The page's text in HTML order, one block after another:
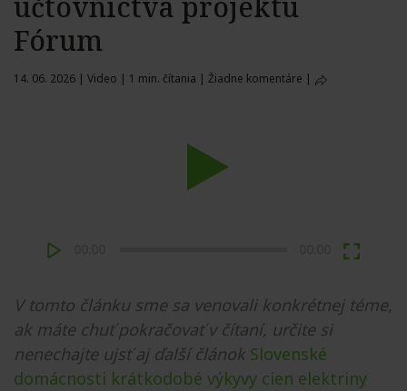
Fórum
14. 06. 2026 | Video | 1 min. čítania | Žiadne komentáre |
V tomto článku sme sa venovali konkrétnej téme,
ak máte chuť pokračovať v čítaní, určite si
nenechajte ujsť aj ďalší článok Slovenské
domácnosti krátkodobé výkyvy cien elektriny